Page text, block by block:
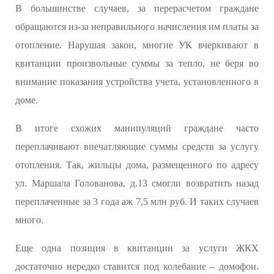
В большинстве случаев, за перерасчетом граждане
обращаются из-за неправильного начисления им платы за
отопление. Нарушая закон, многие УК вчеркивают в
квитанции произвольные суммы за тепло, не беря во
внимание показания устройства учета, установленного в
доме.
В итоге схожих манипуляций граждане часто
переплачивают впечатляющие суммы средств за услугу
отопления. Так, жильцы дома, размещенного по адресу
ул. Маршала Голованова, д.13 смогли возвратить назад
переплаченные за 3 года аж 7,5 млн руб. И таких случаев
много.
Еще одна позиция в квитанции за услуги ЖКХ
достаточно нередко ставится под колебание – домофон.